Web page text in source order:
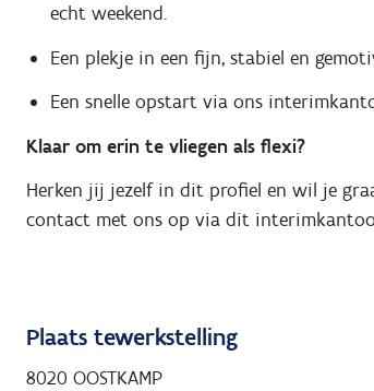
echt weekend.
Een plekje in een fijn, stabiel en
Een snelle opstart via ons
Klaar om erin te vliegen als flexi?
Herken jij jezelf in dit profiel en wil je
contact met ons op via dit
Plaats tewerkstelling
8020 OOSTKAMP